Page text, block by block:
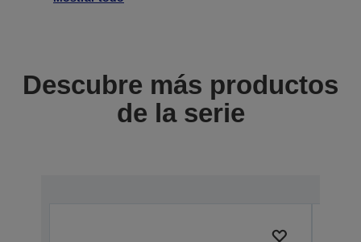
Descubre más productos
de la serie